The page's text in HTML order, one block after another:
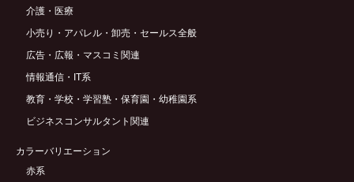
介護・医療
小売り・アパレル・卸売・セールス全般
広告・広報・マスコミ関連
情報通信・IT系
教育・学校・学習塾・保育園・幼稚園系
ビジネスコンサルタント関連
カラーバリエーション
赤系